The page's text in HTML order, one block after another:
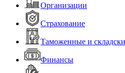
Организации
Страхование
Таможенные и
Финансы